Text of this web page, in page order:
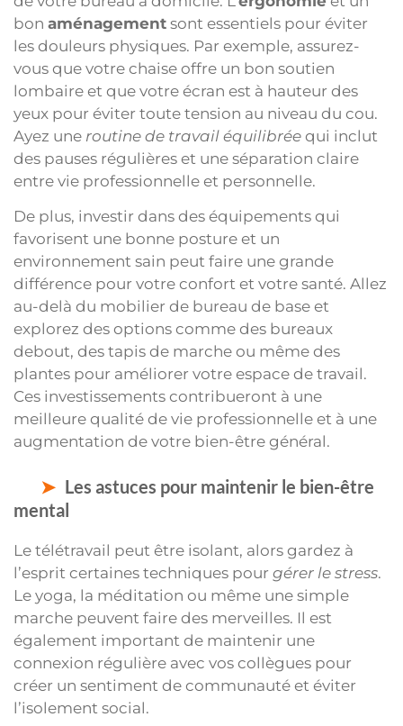
bon aménagement sont essentiels pour éviter
les douleurs physiques. Par exemple, assurez-
vous que votre chaise offre un bon soutien
lombaire et que votre écran est à hauteur des
yeux pour éviter toute tension au niveau du cou.
Ayez une routine de travail équilibrée qui inclut
des pauses régulières et une séparation claire
entre vie professionnelle et personnelle.
De plus, investir dans des équipements qui
favorisent une bonne posture et un
environnement sain peut faire une grande
différence pour votre confort et votre santé. Allez
au-delà du mobilier de bureau de base et
explorez des options comme des bureaux
debout, des tapis de marche ou même des
plantes pour améliorer votre espace de travail.
Ces investissements contribueront à une
meilleure qualité de vie professionnelle et à une
augmentation de votre bien-être général.
Les astuces pour maintenir le bien-être
mental
Le télétravail peut être isolant, alors gardez à
l’esprit certaines techniques pour gérer le stress.
Le yoga, la méditation ou même une simple
marche peuvent faire des merveilles. Il est
également important de maintenir une
connexion régulière avec vos collègues pour
créer un sentiment de communauté et éviter
l’isolement social.